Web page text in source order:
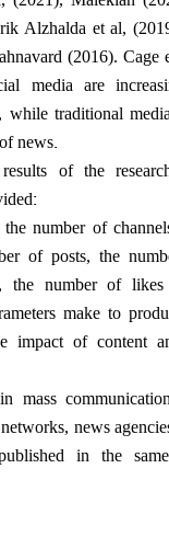
Alzhalda et al,
(2016). Cage
media are
while traditional
news.
of the
:
the number of
of posts, the
the number of
make to
impact of content
mass
news
in the